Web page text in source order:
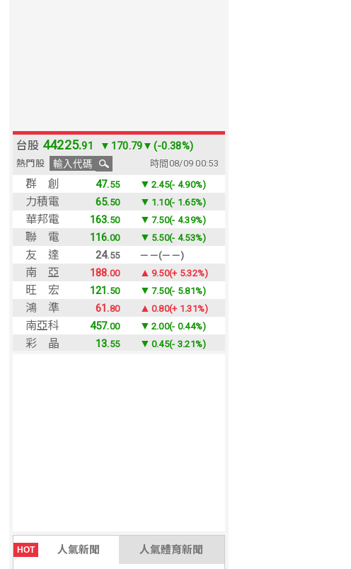
HOT 人氣新聞 人氣體育新聞